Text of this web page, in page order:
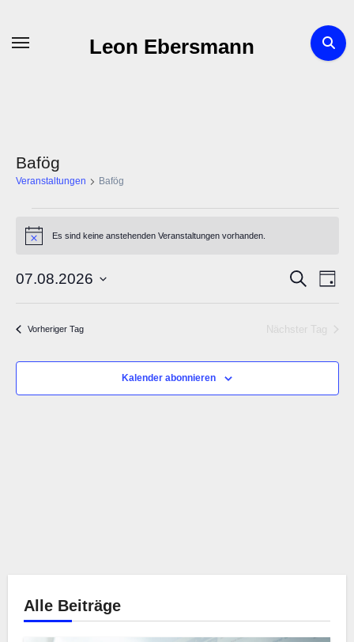
Leon Ebersmann
Bafög
Veranstaltungen Bafög
Veranstaltungen
7.
August
HinweisEs sind keine anstehenden Veranstaltungen vorhanden.
Suche
Tag
07.08.2026
Datum
wählen.
Vorheriger Tag Nächster Tag
Kalender abonnieren
Alle Beiträge